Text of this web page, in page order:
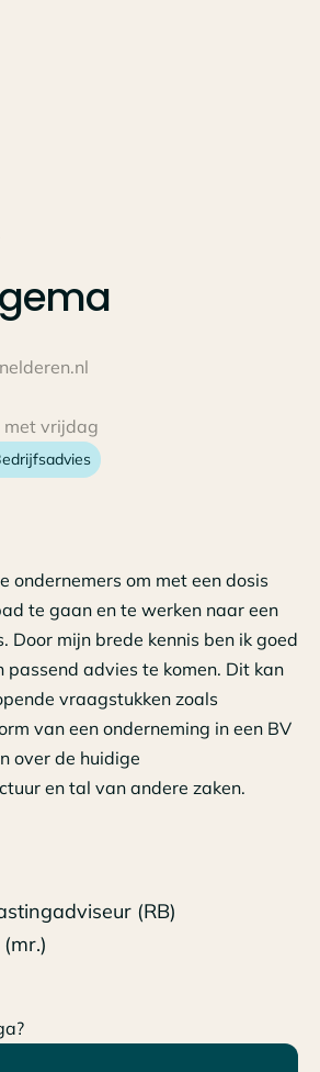
vrijdag
ondernemers om met een dosis
te gaan en te werken naar een
Door mijn brede kennis ben ik goed
passend advies te komen. Dit kan
vraagstukken zoals
van een onderneming in een BV
over de huidige
en tal van andere zaken.
(RB)